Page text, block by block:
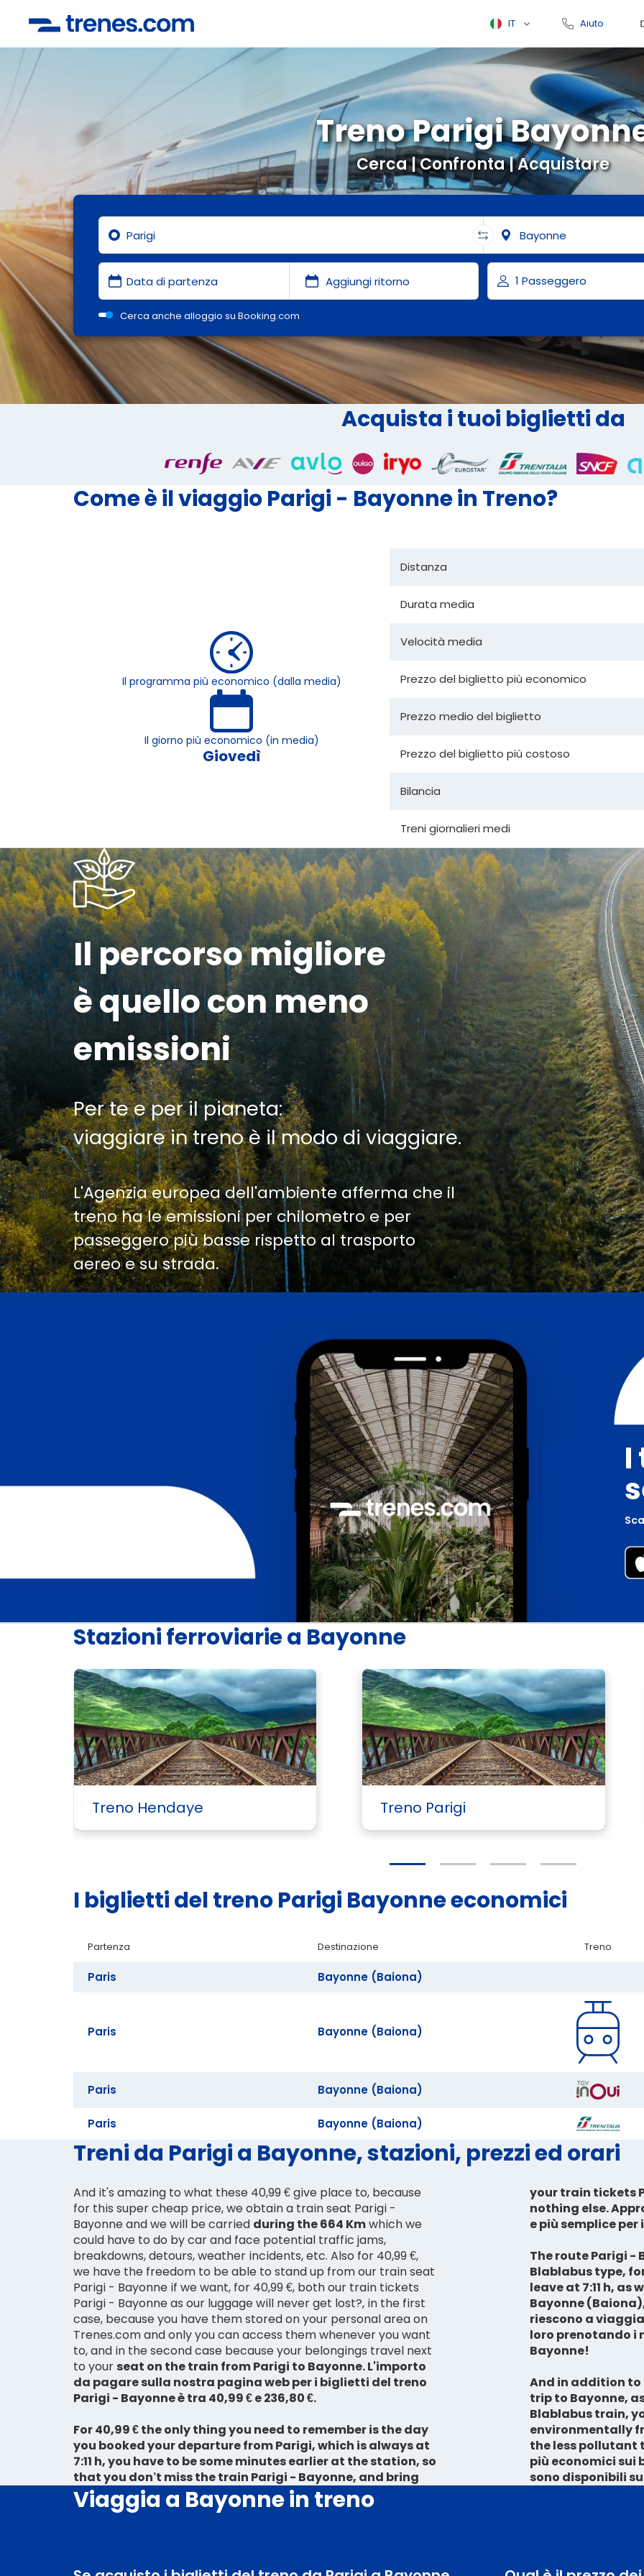
IT Aiuto
Cerca | Confronta | Acquistare
Treno Parigi
Cerca anche alloggio su Booking.com
Acquista i tuoi biglietti da
Come è il viaggio Parigi - Bayonne in Treno?
Il programma più economico (dalla media)
Il giorno più economico (in media)
Giovedì
Distanza
Durata media
Velocità media
Prezzo del biglietto più economico
Prezzo medio del biglietto
Prezzo del biglietto più costoso
Bilancia
Treni giornalieri medi
Il percorso migliore
è quello con meno
emissioni
Per te e per il pianeta:
viaggiare in treno è il modo di viaggiare.
L'Agenzia europea dell'ambiente afferma che il
treno ha le emissioni per chilometro e per
passeggero più basse rispetto al trasporto
aereo e su strada.
I
Stazioni ferroviarie a Bayonne
Treno Hendaye Treno Parigi
I biglietti del treno Parigi Bayonne economici
Partenza Destinazione Treno
Paris Bayonne (Baiona)
Paris Bayonne (Baiona)
Paris Bayonne (Baiona)
Paris Bayonne (Baiona)
Treni da Parigi a Bayonne, stazioni, prezzi ed orari
And it's amazing to what these 40,99 € give place to, because
for this super cheap price, we obtain a train seat Parigi -
Bayonne and we will be carried during the 664 Kmwhich we
could have to do by car and face potential traffic jams,
breakdowns, detours, weather incidents, etc. Also for 40,99 €,
we have the freedom to be able to stand up from our train seat
Parigi - Bayonne if we want, for 40,99 €, both our train tickets
Parigi - Bayonne as our luggage will never get lost?, in the first
case, because you have them stored on your personal area on
Trenes.com and only you can access them whenever you want
to, and in the second case because your belongings travel next
to yourseat on thetrain from Parigi to Bayonne. L'importo
da pagare sulla nostra pagina web per i biglietti del treno
Parigi - Bayonne è tra 40,99 € e 236,80 €.
For 40,99 € the only thing you need to remember is the day
you booked yourdeparture from Parigi, which is always at
7:11 h, you have to be some minutes earlier at the station, so
that you don’t miss the train Parigi - Bayonne, and bring
your train tickets
nothing else.
e più semplice
The routeParigi -
Blablabustype,
leave at 7:11 h, as
Bayonne
riescono a
loro prenotando i
Bayonne!
And in addition
trip to Bayonne,
Blablabus train,
environmentally
the less pollutant
più economici sui
sono disponibili
Viaggia a Bayonne in treno